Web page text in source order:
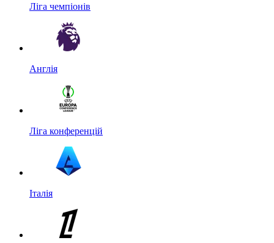
Ліга чемпіонів
Англія
Ліга конференцій
Італія